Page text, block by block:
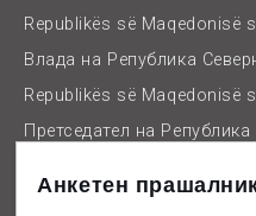
Republikës së Maqedonisë
Влада на Република
Republikës së Maqedonisë
Претседател на Република
Presidenti i Republikës së
Министерство за правда
Анкетен